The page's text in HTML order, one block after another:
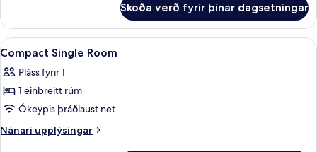
Double
Room
Skoða verð fyrir þínar dagsetningar
Skoða
allar
myndir
fyrir
Compact
Single
Myrkratjöld/-gardínur, ókeypis
1
Compact Single Room
Pláss fyrir 1
1 einbreitt rúm
Ókeypis þráðlaust net
Nánari upplýsingar
Nánari